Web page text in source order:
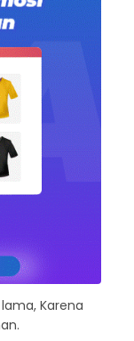
Karena